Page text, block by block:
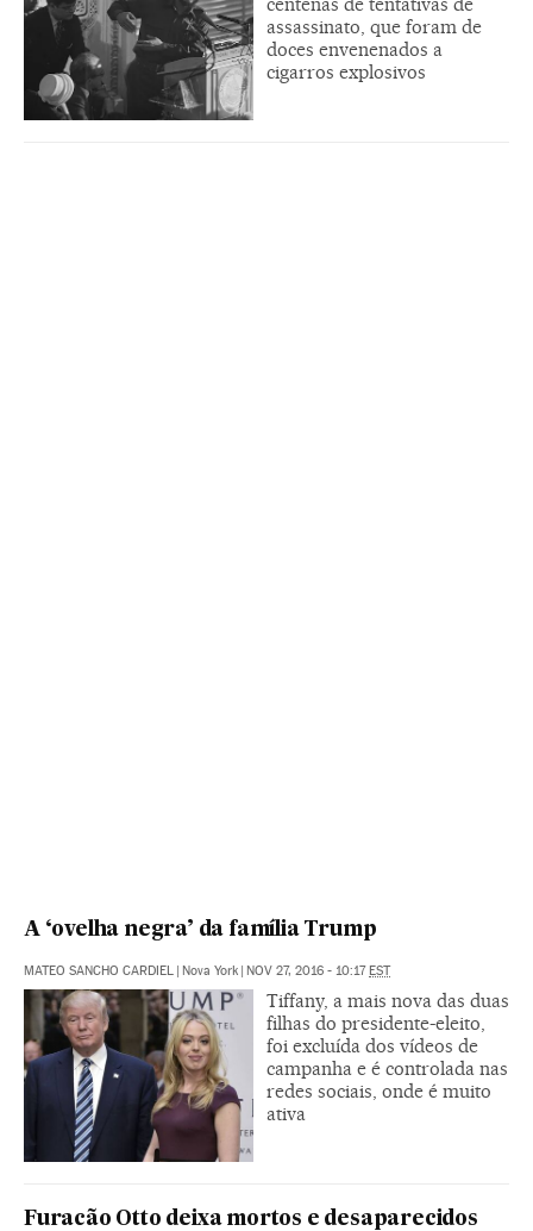
assassinato, que foram de
doces envenenados a
cigarros explosivos
A ‘ovelha negra’ da família Trump
MATEO SANCHO CARDIEL | Nova York | NOV 27, 2016 - 10:17EST
Tiffany, a mais nova das duas
filhas do presidente-eleito,
foi excluída dos vídeos de
campanha e é controlada nas
redes sociais, onde é muito
ativa
Furacão Otto deixa mortos e desaparecidos